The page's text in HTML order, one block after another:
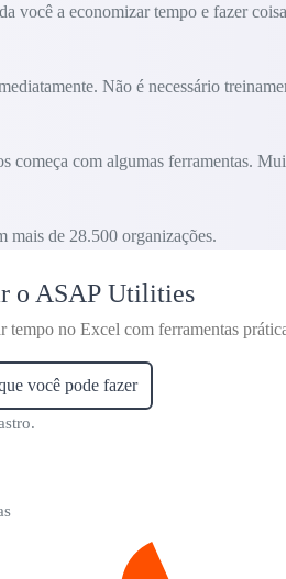
você a economizar tempo e fazer
Não é necessário
começa com algumas ferramentas.
mais de 28.500 organizações.
o ASAP Utilities
tempo no Excel com ferramentas
você pode fazer